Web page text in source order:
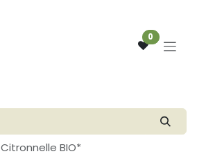
0
Citronnelle BIO*